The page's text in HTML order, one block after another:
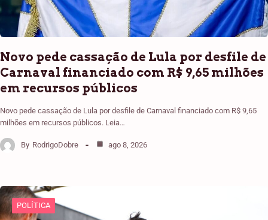
Novo pede cassação de Lula por desfile de
Carnaval financiado com R$ 9,65 milhões
em recursos públicos
Novo pede cassação de Lula por desfile de Carnaval financiado com R$ 9,65
milhões em recursos públicos. Leia…
By RodrigoDobre ago 8, 2026
POLÍTICA